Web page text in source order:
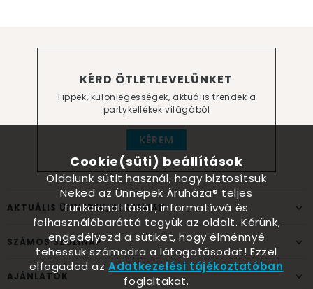
KÉRD ÖTLETLEVELÜNKET
Tippek, különlegességek, aktuális trendek a
partykellékek világából
KÉREM
AKTUÁLIS ÜNNEPEK, ALKALMAK
SZÁMOS SZÜLINAP
AJÁNLATOK
Cookie(süti) beállítások
Oldalunk sütit használ, hogy biztosítsuk
Neked az Ünnepek Áruháza® teljes
funkcionalitását, informatívvá és
felhasználóbaráttá tegyük az oldalt. Kérünk,
engedélyezd a sütiket, hogy élménnyé
tehessük számodra a látogatásodat! Ezzel
elfogadod azAdatkezelési tájékoztatóban
foglaltakat.